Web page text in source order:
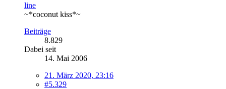
line
~*coconut kiss*~
Beiträge
8.829
Dabei seit
14. Mai 2006
21. März 2020, 23:16
#5.329